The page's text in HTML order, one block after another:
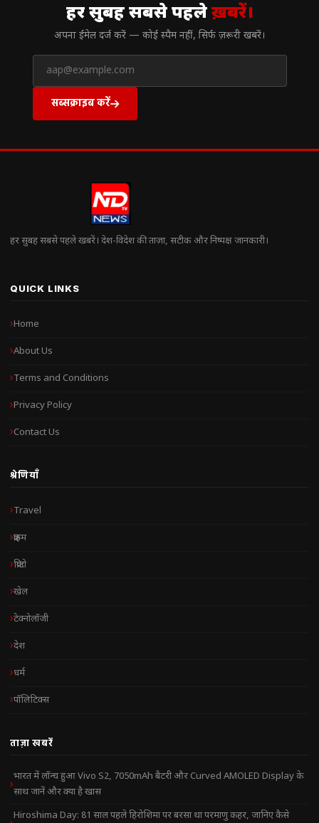
हर सुबह सबसे पहलेख़बरें।
अपना ईमेल दर्ज करें — कोई स्पैम नहीं, सिर्फ ज़रूरी खबरें।
सब्सक्राइब करें
हर सुबह सबसे पहले खबरें। देश-विदेश की ताज़ा, सटीक और निष्पक्ष जानकारी।
QUICK LINKS
Home
About Us
Terms and Conditions
Privacy Policy
Contact Us
श्रेणियाँ
Travel
क्राइम
क्रिप्टो
खेल
टेक्नोलॉजी
देश
धर्म
पॉलिटिक्स
ताज़ा खबरें
भारत में लॉन्च हुआ Vivo S2, 7050mAh बैटरी और Curved AMOLED Display के
साथ जानें और क्या है खास
Hiroshima Day: 81 साल पहले हिरोशिमा पर बरसा था परमाणु कहर, जानिए कैसे